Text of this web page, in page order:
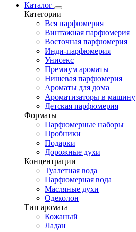
Каталог
Категории
Вся парфюмерия
Винтажная парфюмерия
Восточная парфюмерия
Инди-парфюмерия
Унисекс
Премиум ароматы
Нишевая парфюмерия
Ароматы для дома
Ароматизаторы в машину
Детская парфюмерия
Форматы
Парфюмерные наборы
Пробники
Подарки
Дорожные духи
Концентрации
Туалетная вода
Парфюмерная вода
Масляные духи
Одеколон
Тип аромата
Кожаный
Ладан